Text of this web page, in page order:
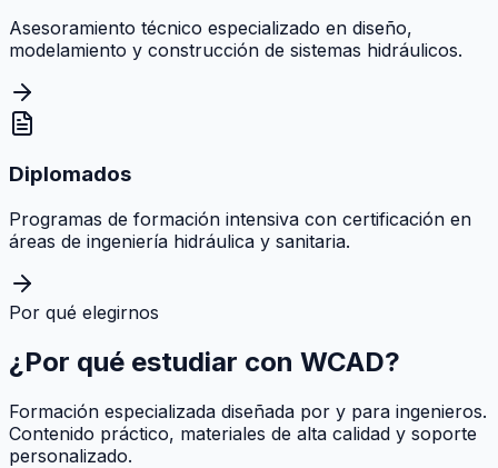
Asesoramiento técnico especializado en diseño,
modelamiento y construcción de sistemas hidráulicos.
Diplomados
Programas de formación intensiva con certificación en
áreas de ingeniería hidráulica y sanitaria.
Por qué elegirnos
¿Por qué estudiar con WCAD?
Formación especializada diseñada por y para ingenieros.
Contenido práctico, materiales de alta calidad y soporte
personalizado.